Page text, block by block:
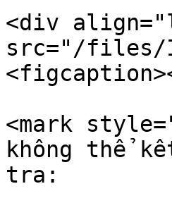
<div
src="/files/
<mark
không thể
tra: